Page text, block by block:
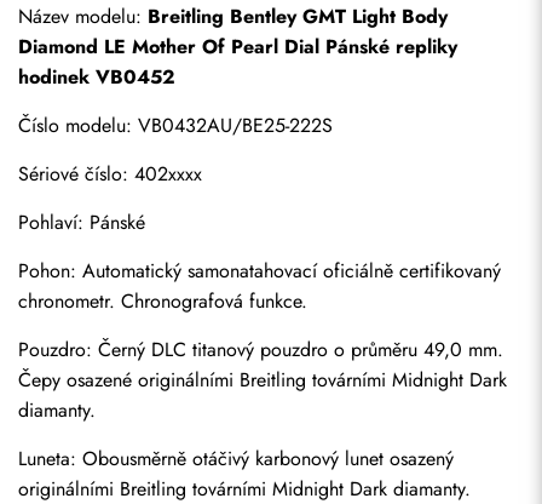
Název modelu: Breitling Bentley GMT Light Body
Diamond LE Mother Of Pearl Dial Pánské repliky
hodinek VB0452
Číslo modelu: VB0432AU/BE25-222S
Sériové číslo: 402xxxx
Pohlaví: Pánské
Pohon: Automatický samonatahovací oficiálně certifikovaný
chronometr. Chronografová funkce.
Pouzdro: Černý DLC titanový pouzdro o průměru 49,0 mm.
Čepy osazené originálními Breitling továrními Midnight Dark
diamanty.
Luneta: Obousměrně otáčivý karbonový lunet osazený
originálními Breitling továrními Midnight Dark diamanty.